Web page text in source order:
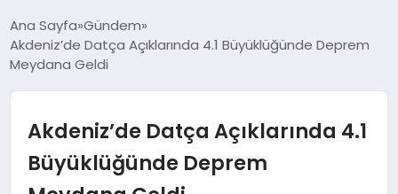
EĞITIM
Ana Sayfa Gündem
Akdeniz’de Datça Açıklarında 4.1 Büyüklüğünde Deprem
Meydana Geldi
Akdeniz’de Datça Açıklarında 4.1
Büyüklüğünde Deprem